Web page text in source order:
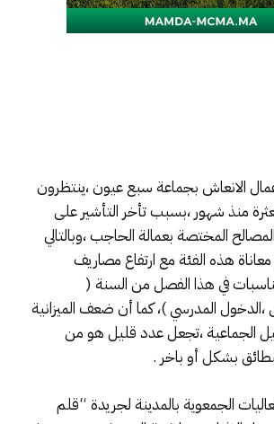
الانعاش بجماعة سبع عيون ،ينتظرون
منذ شهور ،بسبب تأخر التأشير على
المختصة بعمالة الحاجب ،وبالتالي
هذه الفئة مع ارتفاع مصاريف
في هذا الفصل من السنة (
،الدخول المدرسي )، كما أن ضعف الميزانية
الجماعية ،تجعل عدد قليل هو من
بشكل أو باخر .
الجمعوية بالمدينة لجريدة “قلم